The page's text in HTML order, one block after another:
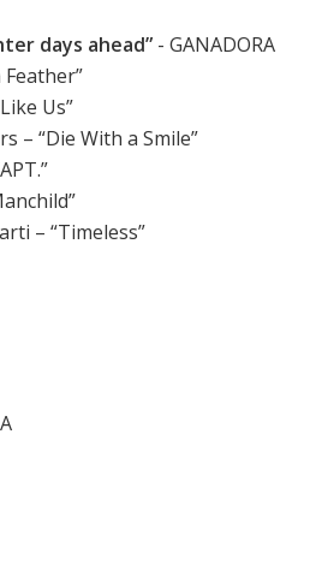
days ahead” - GANADORA
Feather”
Us”
– “Die With a Smile”
– “Timeless”